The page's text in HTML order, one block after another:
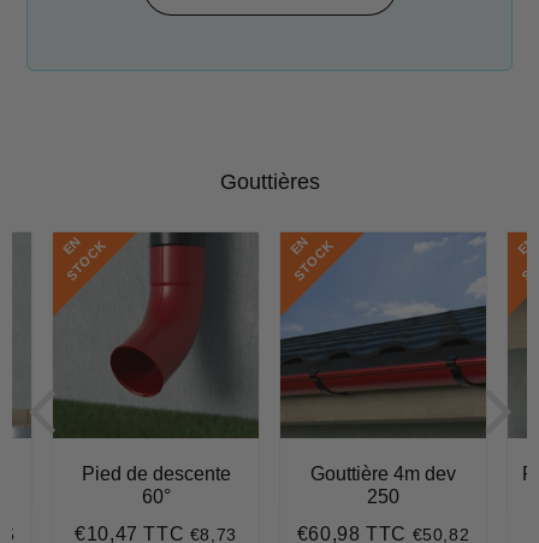
Gouttières
E
N
S
T
O
C
K
Pied de descente
60°
Prix
€10,47 TTC €10,47
€8,73
E
N
S
T
O
C
K
Gouttière 4m dev
250
Prix
€60,98 TTC €60,98
€50,82
E
N
S
T
O
C